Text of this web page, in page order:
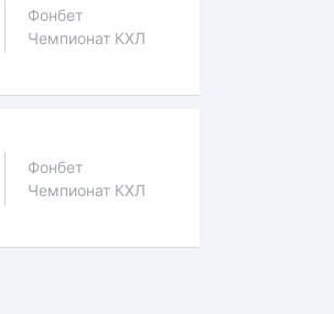
Фонбет
Чемпионат КХЛ
Фонбет
Чемпионат КХЛ